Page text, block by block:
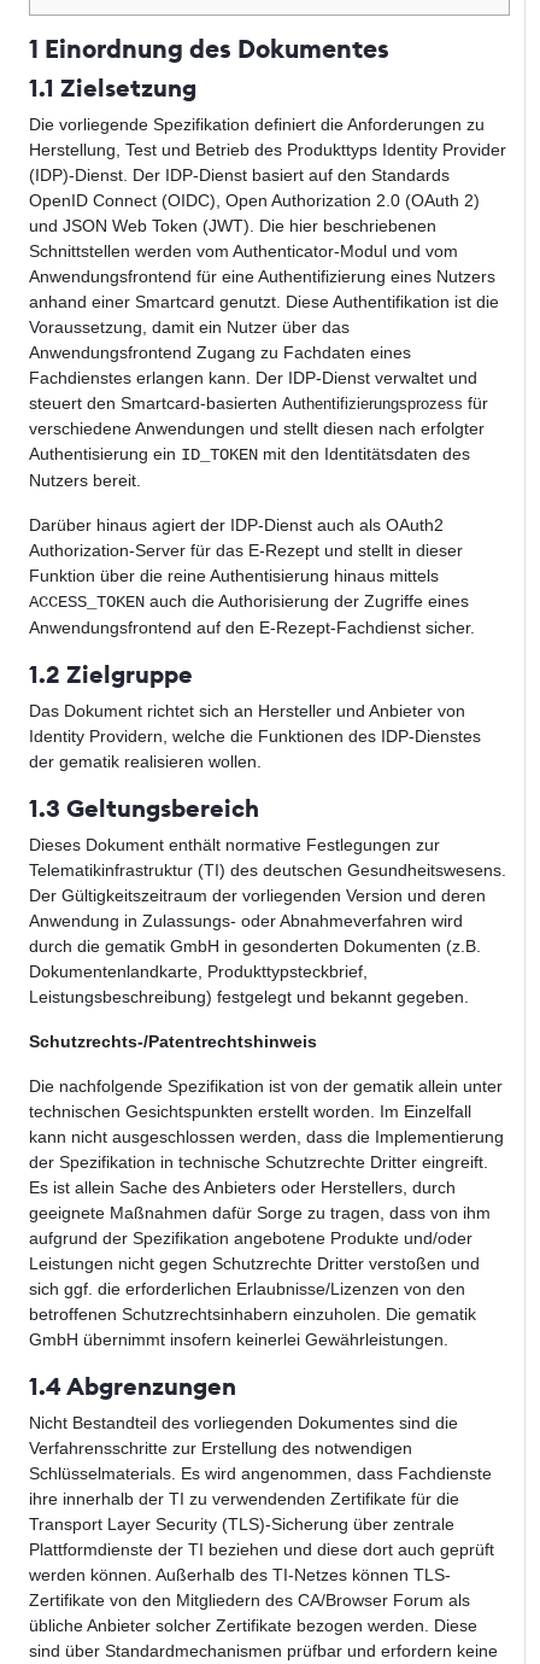
1 Einordnung des Dokumentes
1.1 Zielsetzung
Die vorliegende Spezifikation definiert die Anforderungen zu
Herstellung, Test und Betrieb des Produkttyps Identity Provider
(IDP)-Dienst. Der IDP-Dienst basiert auf den Standards
OpenID Connect (OIDC), Open Authorization 2.0 (OAuth 2)
und JSON Web Token (JWT). Die hier beschriebenen
Schnittstellen werden vom Authenticator-Modul und vom
Anwendungsfrontend für eine Authentifizierung eines Nutzers
anhand einer Smartcard genutzt. Diese Authentifikation ist die
Voraussetzung, damit ein Nutzer über das
Anwendungsfrontend Zugang zu Fachdaten eines
Fachdienstes erlangen kann. Der IDP-Dienst verwaltet und
steuert den Smartcard-basierten Authentifizierungsprozess für
verschiedene Anwendungen und stellt diesen nach erfolgter
Authentisierung ein ID_TOKEN mit den Identitätsdaten des
Nutzers bereit.
Darüber hinaus agiert der IDP-Dienst auch als OAuth2
Authorization-Server für das E-Rezept und stellt in dieser
Funktion über die reine Authentisierung hinaus mittels
ACCESS_TOKEN auch die Authorisierung der Zugriffe eines
Anwendungsfrontend auf den E-Rezept-Fachdienst sicher.
1.2 Zielgruppe
Das Dokument richtet sich an Hersteller und Anbieter von
Identity Providern, welche die Funktionen des IDP-Dienstes
der gematik realisieren wollen.
1.3 Geltungsbereich
Dieses Dokument enthält normative Festlegungen zur
Telematikinfrastruktur (TI) des deutschen Gesundheitswesens.
Der Gültigkeitszeitraum der vorliegenden Version und deren
Anwendung in Zulassungs- oder Abnahmeverfahren wird
durch die gematik GmbH in gesonderten Dokumenten (z.B.
Dokumentenlandkarte, Produkttypsteckbrief,
Leistungsbeschreibung) festgelegt und bekannt gegeben.
Schutzrechts-/Patentrechtshinweis
Die nachfolgende Spezifikation ist von der gematik allein unter
technischen Gesichtspunkten erstellt worden. Im Einzelfall
kann nicht ausgeschlossen werden, dass die Implementierung
der Spezifikation in technische Schutzrechte Dritter eingreift.
Es ist allein Sache des Anbieters oder Herstellers, durch
geeignete Maßnahmen dafür Sorge zu tragen, dass von ihm
aufgrund der Spezifikation angebotene Produkte und/oder
Leistungen nicht gegen Schutzrechte Dritter verstoßen und
sich ggf. die erforderlichen Erlaubnisse/Lizenzen von den
betroffenen Schutzrechtsinhabern einzuholen. Die gematik
GmbH übernimmt insofern keinerlei Gewährleistungen.
1.4 Abgrenzungen
Nicht Bestandteil des vorliegenden Dokumentes sind die
Verfahrensschritte zur Erstellung des notwendigen
Schlüsselmaterials. Es wird angenommen, dass Fachdienste
ihre innerhalb der TI zu verwendenden Zertifikate für die
Transport Layer Security (TLS)-Sicherung über zentrale
Plattformdienste der TI beziehen und diese dort auch geprüft
werden können. Außerhalb des TI-Netzes können TLS-
Zertifikate von den Mitgliedern des CA/Browser Forum als
übliche Anbieter solcher Zertifikate bezogen werden. Diese
sind über Standardmechanismen prüfbar und erfordern keine